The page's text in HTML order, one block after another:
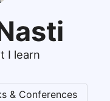
I learn
& Conferences